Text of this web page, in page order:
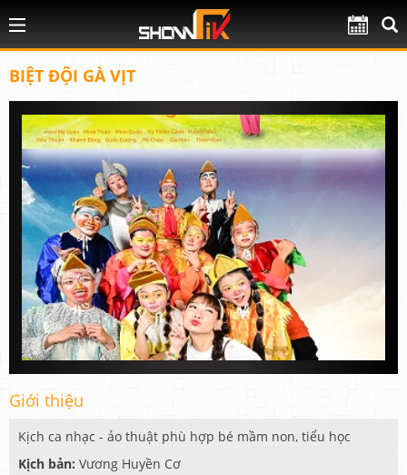
BIỆT ĐỘI GÀ VỊT
Giới thiệu
Kịch ca nhạc - ảo thuật phù hợp bé mầm non, tiểu học
Kịch bản: Vương Huyền Cơ